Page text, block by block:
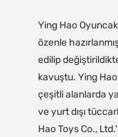
Ying Hao
özenle
edilip
kavuştu. Ying
çeşitli alanlarda
ve yurt dışı
Hao Toys Co.,